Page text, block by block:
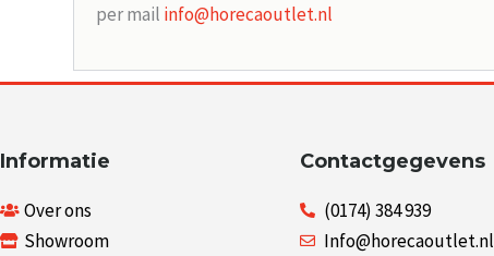
per mail info@horecaoutlet.nl
Informatie
Over ons
Showroom
Contactgegevens
(0174) 384 939
Info@horecaoutlet.nl